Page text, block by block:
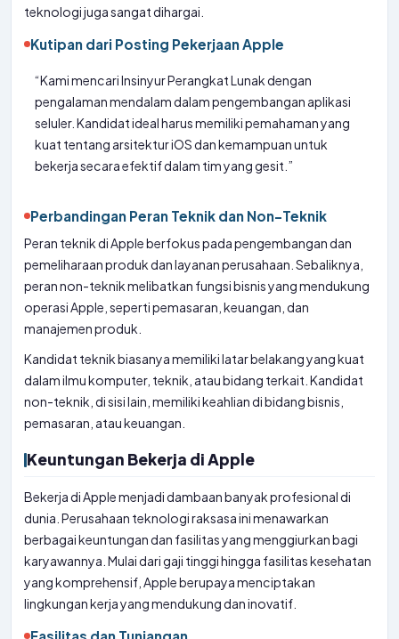
teknologi juga sangat dihargai.
Kutipan dari Posting Pekerjaan Apple
“Kami mencari Insinyur Perangkat Lunak dengan
pengalaman mendalam dalam pengembangan aplikasi
seluler. Kandidat ideal harus memiliki pemahaman yang
kuat tentang arsitektur iOS dan kemampuan untuk
bekerja secara efektif dalam tim yang gesit.”
Perbandingan Peran Teknik dan Non-Teknik
Peran teknik di Apple berfokus pada pengembangan dan
pemeliharaan produk dan layanan perusahaan. Sebaliknya,
peran non-teknik melibatkan fungsi bisnis yang mendukung
operasi Apple, seperti pemasaran, keuangan, dan
manajemen produk.
Kandidat teknik biasanya memiliki latar belakang yang kuat
dalam ilmu komputer, teknik, atau bidang terkait. Kandidat
non-teknik, di sisi lain, memiliki keahlian di bidang bisnis,
pemasaran, atau keuangan.
Keuntungan Bekerja di Apple
Bekerja di Apple menjadi dambaan banyak profesional di
dunia. Perusahaan teknologi raksasa ini menawarkan
berbagai keuntungan dan fasilitas yang menggiurkan bagi
karyawannya. Mulai dari gaji tinggi hingga fasilitas kesehatan
yang komprehensif, Apple berupaya menciptakan
lingkungan kerja yang mendukung dan inovatif.